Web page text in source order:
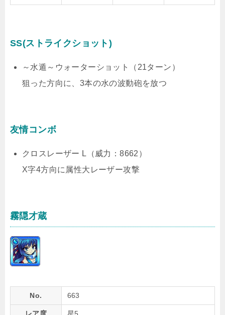
SS(ストライクショット)
～水遁～ウォーターショット（21ターン）
狙った方向に、3本の水の波動砲を放つ
友情コンボ
クロスレーザー L（威力：8662）
X字4方向に属性大レーザー攻撃
霧隠才蔵
No. 663